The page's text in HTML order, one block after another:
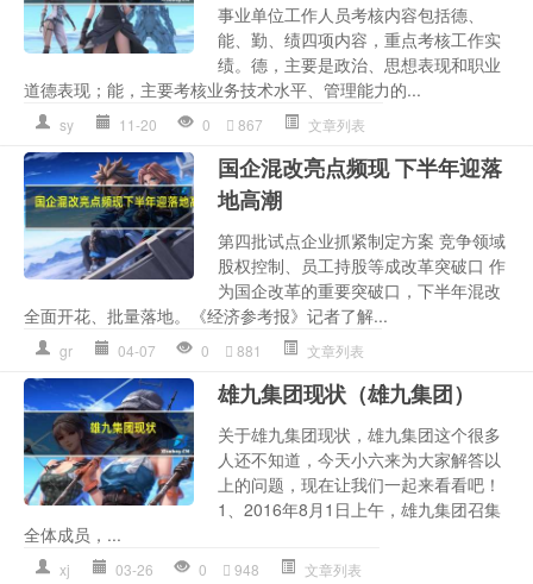
事业单位工作人员考核内容包括德、
能、勤、绩四项内容，重点考核工作实
绩。德，主要是政治、思想表现和职业
道德表现；能，主要考核业务技术水平、管理能力的...
sy 11-20 0 867 文章列表
国企混改亮点频现 下半年迎落
地高潮
第四批试点企业抓紧制定方案 竞争领域
股权控制、员工持股等成改革突破口 作
为国企改革的重要突破口，下半年混改
全面开花、批量落地。《经济参考报》记者了解...
gr 04-07 0 881 文章列表
雄九集团现状（雄九集团）
关于雄九集团现状，雄九集团这个很多
人还不知道，今天小六来为大家解答以
上的问题，现在让我们一起来看看吧！
1、2016年8月1日上午，雄九集团召集
全体成员，...
xj 03-26 0 948 文章列表